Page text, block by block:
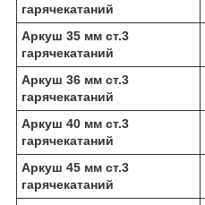
гарячекатаний
Аркуш 35 мм ст.3
гарячекатаний
Аркуш 36 мм ст.3
гарячекатаний
Аркуш 40 мм ст.3
гарячекатаний
Аркуш 45 мм ст.3
гарячекатаний